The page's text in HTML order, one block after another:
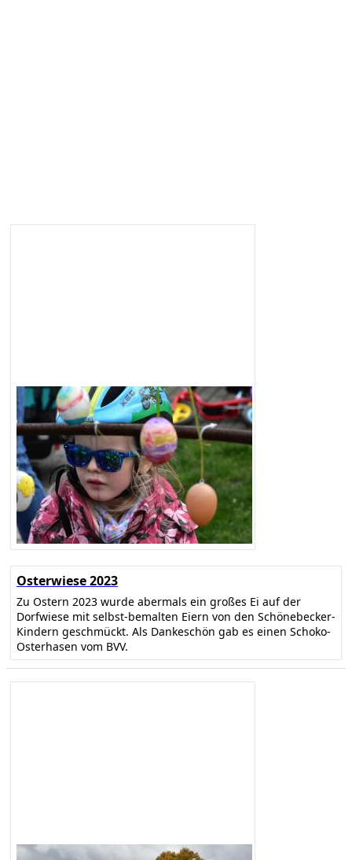
Osterwiese 2023
Zu Ostern 2023 wurde abermals ein großes Ei auf der
Dorfwiese mit selbst-bemalten Eiern von den Schönebecker-
Kindern geschmückt. Als Dankeschön gab es einen Schoko-
Osterhasen vom BVV.